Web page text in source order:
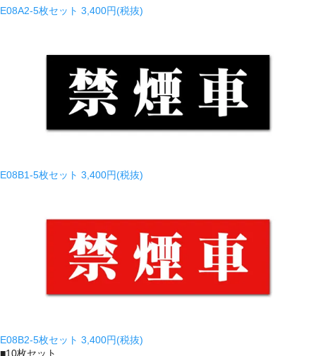
E08A2-5枚セット 3,400円(税抜)
E08B1-5枚セット 3,400円(税抜)
E08B2-5枚セット 3,400円(税抜)
■10枚セット